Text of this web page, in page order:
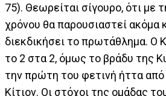
75). Θεωρείται σίγουρο, ότι με
χρόνου θα παρουσιαστεί ακόμα
διεκδικήσει το πρωτάθλημα. Ο
το 2 στα 2, όμως το βράδυ της
την πρώτη του φετινή ήττα
Κίτιον. Οι στόχοι της ομάδας